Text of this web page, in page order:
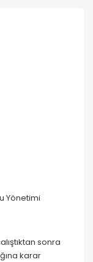
Yönetimi
sonra
karar